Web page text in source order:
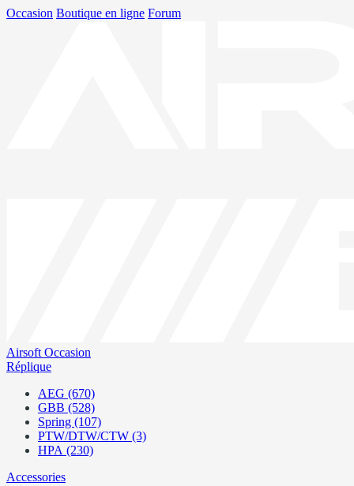
Occasion Boutique en ligne Forum
Airsoft Occasion
Réplique
AEG (670)
GBB (528)
Spring (107)
PTW/DTW/CTW (3)
HPA (230)
Accessories